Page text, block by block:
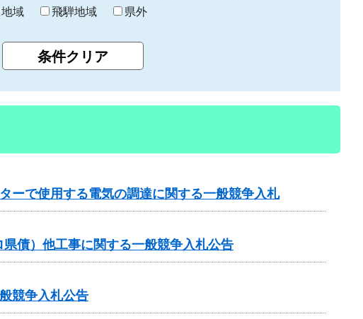
域 飛騨地域 県外
ーで使用する電気の調達に関する一般競争入札
債）他工事に関する一般競争入札公告
競争入札公告